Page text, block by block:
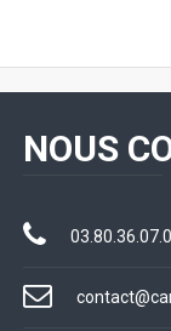
NOUS